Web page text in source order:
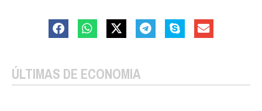
ÚLTIMAS DE ECONOMIA